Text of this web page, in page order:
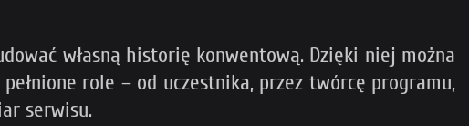
własną historię konwentową. Dzięki niej można
role – od uczestnika, przez twórcę programu,
serwisu.